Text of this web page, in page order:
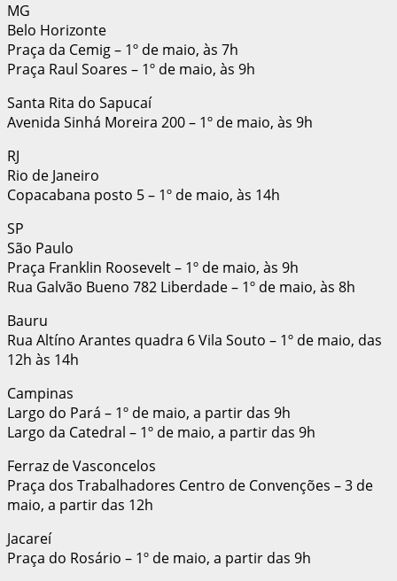
MG
Belo Horizonte
Praça da Cemig – 1º de maio, às 7h
Praça Raul Soares – 1º de maio, às 9h
Santa Rita do Sapucaí
Avenida Sinhá Moreira 200 – 1º de maio, às 9h
RJ
Rio de Janeiro
Copacabana posto 5 – 1º de maio, às 14h
SP
São Paulo
Praça Franklin Roosevelt – 1º de maio, às 9h
Rua Galvão Bueno 782 Liberdade – 1º de maio, às 8h
Bauru
Rua Altíno Arantes quadra 6 Vila Souto – 1º de maio, das
12h às 14h
Campinas
Largo do Pará – 1º de maio, a partir das 9h
Largo da Catedral – 1º de maio, a partir das 9h
Ferraz de Vasconcelos
Praça dos Trabalhadores Centro de Convenções – 3 de
maio, a partir das 12h
Jacareí
Praça do Rosário – 1º de maio, a partir das 9h